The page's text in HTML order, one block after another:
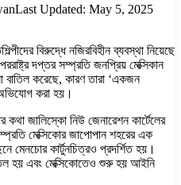
Last Updated: May 5, 2025
বিরুদ্ধে নজিরবিহীন ব্যবস্থা নিয়েছে
দপ্তর সম্প্রতি জনপ্রিয় মেক্সিকান
বাতিল করেছে, কারণ তারা ‘একজন
করা হয়।
জালিস্কো নিউ জেনারেশন কার্টেলের
মেক্সিকোর জাপোপান শহরের এক
মেনচোর কার্টুনচিত্রও প্রদর্শিত হয়।
হয় এবং মেক্সিকোতেও শুরু হয় আইনি